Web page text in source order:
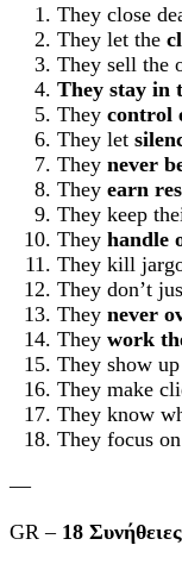
They close
They let the
They sell the
They stay in
They control
They let
They never
They earn
They keep
They handle
They kill
They don’t
They never
They work
They show
They make
They know
They focus
—
GR – 18